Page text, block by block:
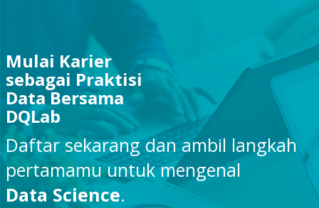
Mulai Karier
sebagai Praktisi
Data Bersama
DQLab
Daftar sekarang dan ambil langkah
pertamamu untuk mengenal
Data Science.